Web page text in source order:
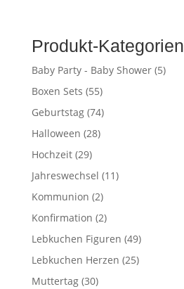
Produkt-Kategorien
Baby Party - Baby Shower (5)
Boxen Sets (55)
Geburtstag (74)
Halloween (28)
Hochzeit (29)
Jahreswechsel (11)
Kommunion (2)
Konfirmation (2)
Lebkuchen Figuren (49)
Lebkuchen Herzen (25)
Muttertag (30)